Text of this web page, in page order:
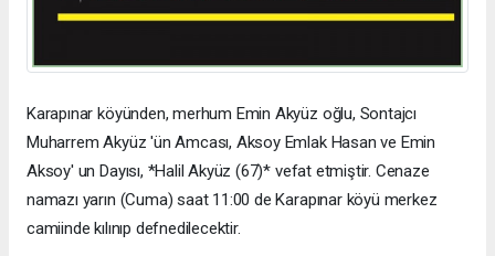
Karapınar köyünden, merhum Emin Akyüz oğlu, Sontajcı
Muharrem Akyüz 'ün Amcası, Aksoy Emlak Hasan ve Emin
Aksoy' un Dayısı, *Halil Akyüz (67)* vefat etmiştir. Cenaze
namazı yarın (Cuma) saat 11:00 de Karapınar köyü merkez
camiinde kılınıp defnedilecektir.